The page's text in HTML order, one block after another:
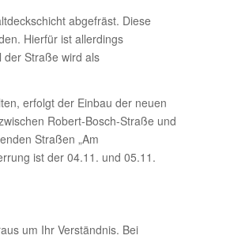
abgefräst. Diese
Hierfür ist allerdings
der Straße wird als
erfolgt der Einbau der neuen
Robert-Bosch-Straße und
Straßen „Am
ist der 04.11. und 05.11.
um Ihr Verständnis. Bei